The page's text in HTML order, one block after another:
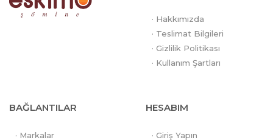
· Hakkımızda
· Teslimat Bilgileri
· Gizlilik Politikası
· Kullanım Şartları
BAĞLANTILAR
· Markalar
HESABIM
· Giriş Yapın